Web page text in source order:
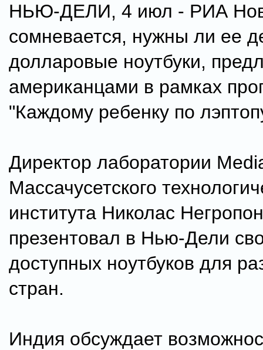
НЬЮ-ДЕЛИ, 4 июл - РИА
сомневается, нужны ли ее
долларовые ноутбуки,
американцами в рамках
"Каждому ребенку по
Директор лаборатории
Массачусетского
института Николас
презентовал в Нью-Дели
доступных ноутбуков для
стран.
Индия обсуждает